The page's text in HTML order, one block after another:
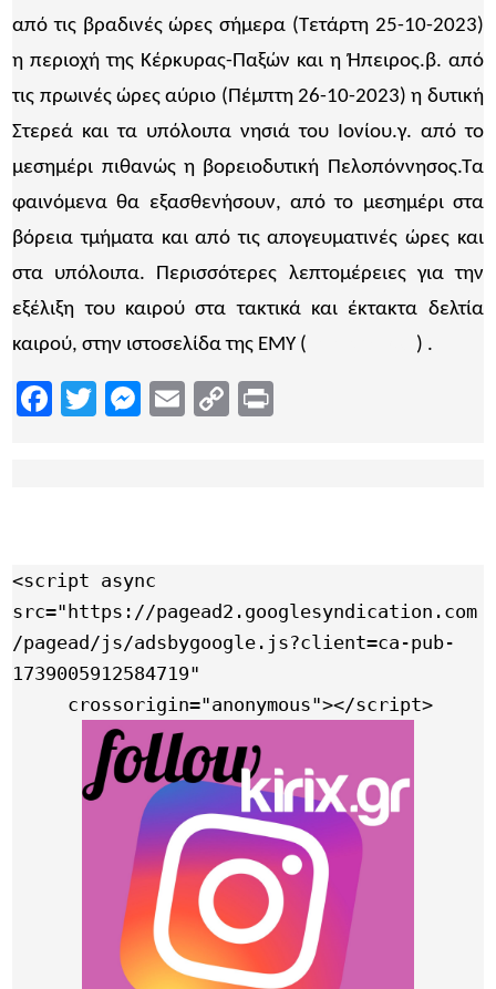
από τις βραδινές ώρες σήμερα (Τετάρτη 25-10-2023)
η περιοχή της Κέρκυρας-Παξών και η Ήπειρος.β. από
τις πρωινές ώρες αύριο (Πέμπτη 26-10-2023) η δυτική
Στερεά και τα υπόλοιπα νησιά του Ιονίου.γ. από το
μεσημέρι πιθανώς η βορειοδυτική Πελοπόννησος.Τα
φαινόμενα θα εξασθενήσουν, από το μεσημέρι στα
βόρεια τμήματα και από τις απογευματινές ώρες και
στα υπόλοιπα. Περισσότερες λεπτομέρειες για την
εξέλιξη του καιρού στα τακτικά και έκτακτα δελτία
καιρού, στην ιστοσελίδα της ΕΜΥ (
) .
Facebook
TwitterMessenger
EmailCopy
<script async
src="https://pagead2.googlesyndication.com
/pagead/js/adsbygoogle.js?client=ca-pub-
1739005912584719"
     crossorigin="anonymous"></script>